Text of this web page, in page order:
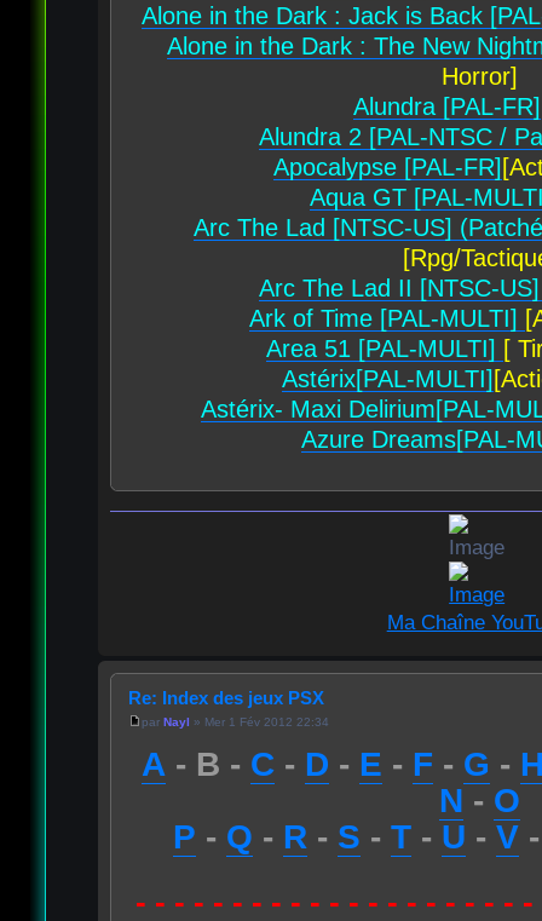
Alone in the Dark : Jack is Back
Alone in the Dark : The New
Horror]
Alundra [PAL-FR]
Alundra 2 [PAL-NTSC /
Apocalypse [PAL-FR]
Aqua GT [PAL-
Arc The Lad [NTSC-US]
[Rpg/
Arc The Lad II [NTSC-
Ark of Time [PAL-MULTI]
Area 51 [PAL-MULTI] [
Astérix[PAL-MULTI]
Astérix- Maxi Delirium[PAL-
Azure Dreams[PAL-
Ma Chaîne
Re: Index des jeux PSX
par Nayl » Mer 1 Fév 2012 22:34
A - B - C - D - E - F - G -
N - O
P - Q - R - S - T- U - V
- - - - - - - - - - - - - - - - - - - -